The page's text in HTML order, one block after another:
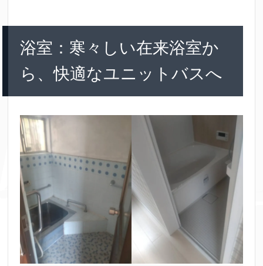
浴室：寒々しい在来浴室か
ら、快適なユニットバスへ